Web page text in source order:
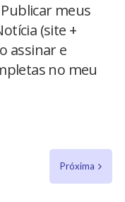
meus
(site +
assinar e
no meu
Próxima